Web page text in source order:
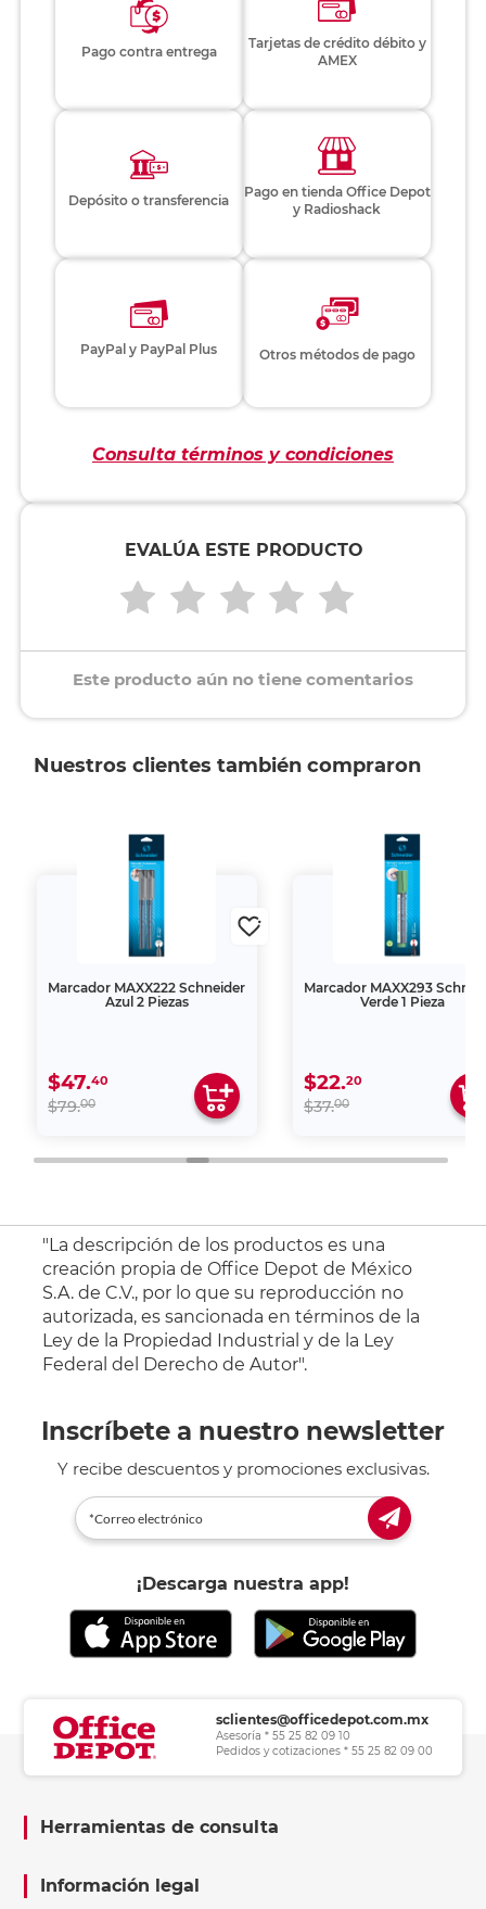
Pago contra entrega
Tarjetas de crédito débito y
AMEX
Depósito o transferencia
Pago en tienda Office Depot
y Radioshack
PayPal y PayPal Plus Otros métodos de pago
Consulta términos y condiciones
EVALÚA ESTE PRODUCTO
Este producto aún no tiene comentarios
Nuestros clientes también compraron
Marcador MAXX222 Schneider
Azul 2 Piezas
$47.40
$79.00
Marcador MAXX293
Verde 1 Pieza
$22.20
$37.00
"La descripción de los productos es una
creación propia de Office Depot de México
S.A. de C.V., por lo que su reproducción no
autorizada, es sancionada en términos de la
Ley de la Propiedad Industrial y de la Ley
Federal del Derecho de Autor".
Inscríbete a nuestro newsletter
Y recibe descuentos y promociones exclusivas.
¡Descarga nuestra app!
sclientes@officedepot.com.mx
Asesoría * 55 25 82 09 10
Pedidos y cotizaciones * 55 25 82 09 00
Herramientas de consulta
Información legal